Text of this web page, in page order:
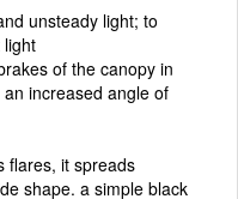
unsteady light; to
light
of the canopy in
increased angle of
flares, it spreads
shape. a simple black